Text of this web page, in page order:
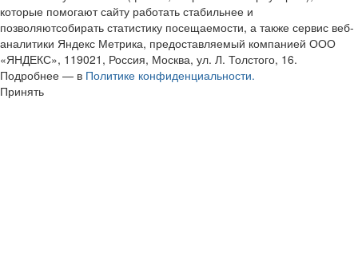
которые помогают сайту работать стабильнее и
позволяютсобирать статистику посещаемости, а также сервис веб-
аналитики Яндекс Метрика, предоставляемый компанией ООО
«ЯНДЕКС», 119021, Россия, Москва, ул. Л. Толстого, 16.
Подробнее — в Политике конфиденциальности.
Принять